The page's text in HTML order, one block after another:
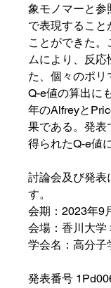
象モノマーと参
で表現すること
ことができた
ムにより、反応
た、個々のポリ
Q-e値の算出に
年のAlfreyと
果である。発表
得られたQ-e値
討論会及び発表
す。
会期：2023年9
会場：香川大学
学会名：高分子
発表番号